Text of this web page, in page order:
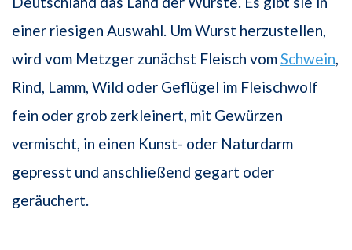
einer riesigen Auswahl. Um Wurst herzustellen,
wird vom Metzger zunächst Fleisch vomSchwein,
Rind, Lamm, Wild oder Geflügel im Fleischwolf
fein oder grob zerkleinert, mit Gewürzen
vermischt, in einen Kunst- oder Naturdarm
gepresst und anschließend gegart oder
geräuchert.